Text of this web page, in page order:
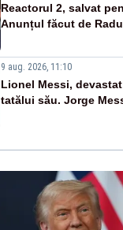
Reactorul 2, salvat
Anunțul făcut de
9 aug. 2026, 11:10
Lionel Messi,
tatălui său. Jorge